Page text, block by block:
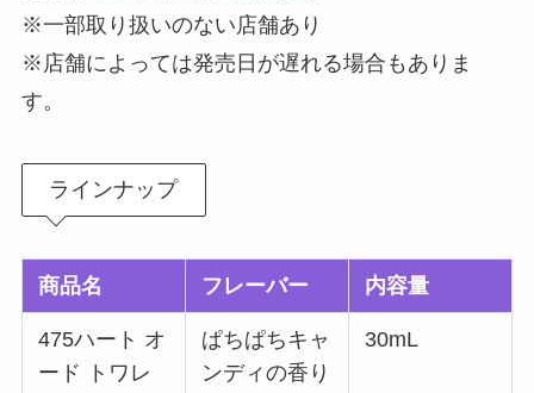
※一部取り扱いのない店舗あり
※店舗によっては発売日が遅れる場合もありま
す。
ラインナップ
商品名 フレーバー 内容量
475ハート オ
ード トワレ
ぱちぱちキャ
ンディの香り
30mL